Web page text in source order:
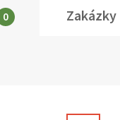
0 Zakázky